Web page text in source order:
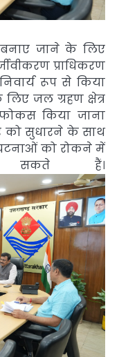
जाने के लिए
प्राधिकरण
रूप से किया
जल ग्रहण क्षेत्र
किया जाना
को सुधारने के साथ
को रोकने में
सकते हैं।